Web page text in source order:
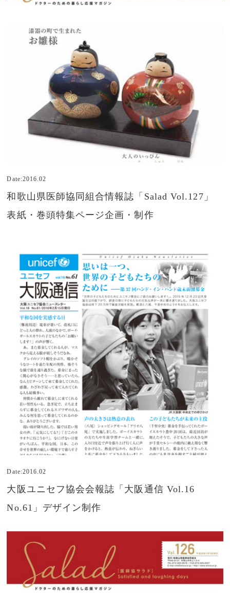
Date:2016.02
和歌山県医師協同組合情報誌「Salad Vol.127」
表紙・巻頭特集ページ企画・制作
Date:2016.02
大阪ユニセフ協会会報誌「大阪通信 Vol.16
No.61」デザイン制作